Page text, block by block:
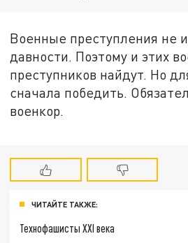
Военные преступления не
давности. Поэтому и этих
преступников найдут. Но
сначала победить.
военкор.
ЧИТАЙТЕ ТАКЖЕ:
Технофашисты XXI века